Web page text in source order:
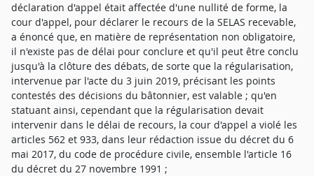
déclaration d'appel était affectée d'une nullité de forme, la
cour d'appel, pour déclarer le recours de la SELAS recevable,
a énoncé que, en matière de représentation non obligatoire,
il n'existe pas de délai pour conclure et qu'il peut être conclu
jusqu'à la clôture des débats, de sorte que la régularisation,
intervenue par l'acte du 3 juin 2019, précisant les points
contestés des décisions du bâtonnier, est valable ; qu'en
statuant ainsi, cependant que la régularisation devait
intervenir dans le délai de recours, la cour d'appel a violé les
articles 562 et 933, dans leur rédaction issue du décret du 6
mai 2017, du code de procédure civile, ensemble l'article 16
du décret du 27 novembre 1991 ;